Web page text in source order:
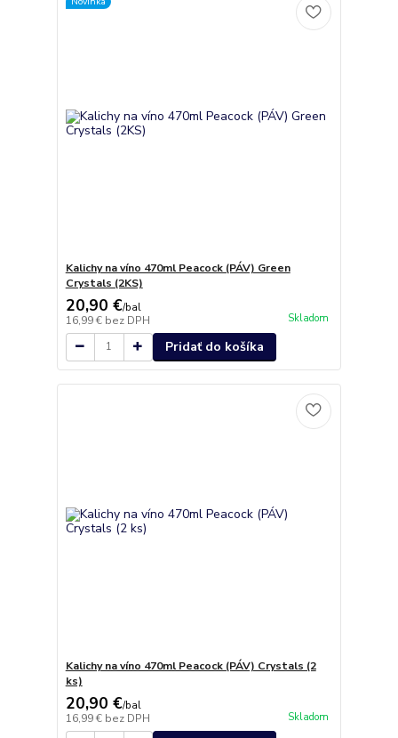
Kalichy na víno 470ml Peacock (PÁV) Green
Crystals (2KS)
20,90 €/bal
16,99 € bez DPH Skladom
Pridať do košíka
Kalichy na víno 470ml Peacock (PÁV) Crystals (2
ks)
20,90 €/bal
16,99 € bez DPH Skladom